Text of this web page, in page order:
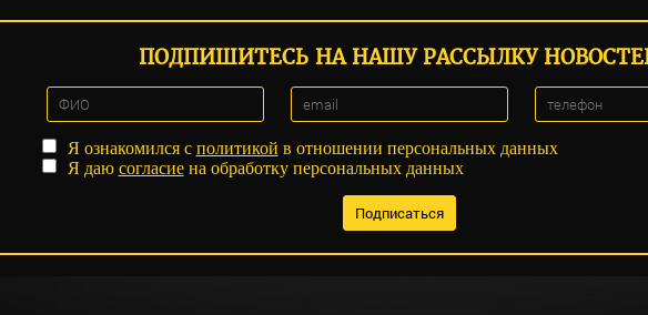
ПОДПИШИТЕСЬ НА НАШУ РАССЫЛКУ
Я ознакомился с политикой в отношении персональных данных
Я даю согласиена обработку персональных данных